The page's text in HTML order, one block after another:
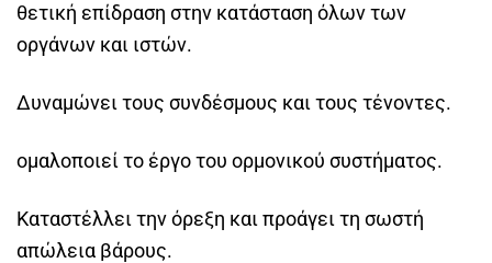
θετική επίδραση στην κατάσταση όλων των
οργάνων και ιστών.
Δυναμώνει τους συνδέσμους και τους τένοντες.
ομαλοποιεί το έργο του ορμονικού συστήματος.
Καταστέλλει την όρεξη και προάγει τη σωστή
απώλεια βάρους.